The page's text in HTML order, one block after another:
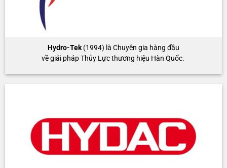
Hydro-Tek (1994) là Chuyên gia hàng đầu
về giải pháp Thủy Lực thương hiệu Hàn Quốc.